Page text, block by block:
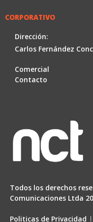
CORPORATIVO
Dirección:
Carlos Fernández
Comercial
Contacto
Todos los derechos
Comunicaciones Ltda
Politicas de Privacidad